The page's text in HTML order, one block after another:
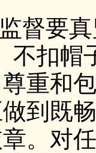
督要
不扣帽
重和
到既
。对